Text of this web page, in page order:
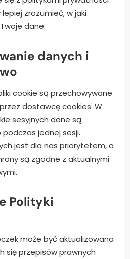
zrozumieć, w jaki
dane.
danych i
cookie są przechowywane
dostawcę cookies. W
sesyjnych dane są
jednej sesji.
jest dla nas priorytetem, a
są zgodne z aktualnymi
Polityki
może być aktualizowana
się przepisów prawnych